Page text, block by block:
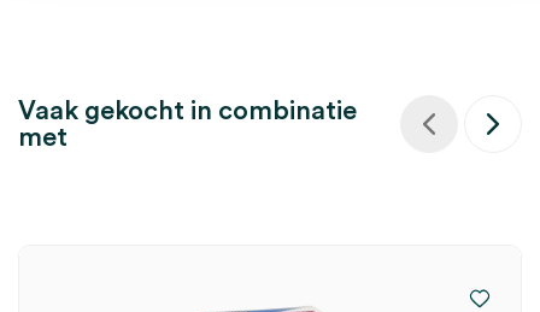
Vaak gekocht in combinatie
met